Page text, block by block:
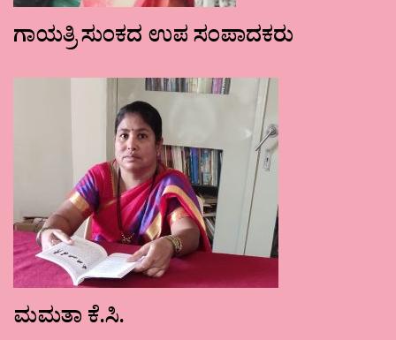
ಗಾಯತ್ರಿ ಸುಂಕದ ಉಪ ಸಂಪಾದಕರು
ಮಮತಾ ಕೆ.ಸಿ.